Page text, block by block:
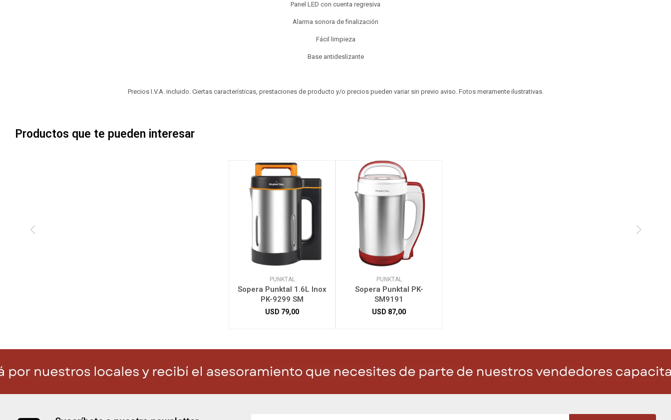
Panel LED con cuenta regresiva
Alarma sonora de finalización
Fácil limpieza
Base antideslizante
Precios I.V.A. incluido. Ciertas características, prestaciones de producto y/o precios pueden variar sin previo aviso. Fotos meramente ilustrativas.
Productos que te pueden interesar
PUNKTAL
Sopera Punktal 1.6L Inox
PK-9299 SM
USD 79,00
PUNKTAL
Sopera Punktal PK-
SM9191
USD 87,00